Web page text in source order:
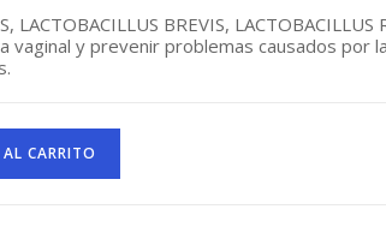
LACTOBACILLUS BREVIS, LACTOBACILLUS
y prevenir problemas causados por
CARRITO